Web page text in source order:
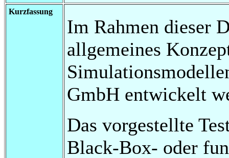
Kurzfassung
Im Rahmen dieser
allgemeines
GmbH entwickelt
Das vorgestellte
Black-Box- oder